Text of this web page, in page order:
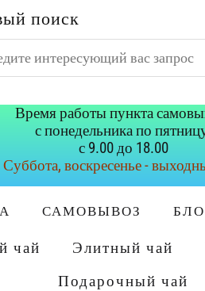
поиск
Время работы пункта
с понедельника по
с 9.00 до 18.00
Суббота, воскресенье -
САМОВЫВОЗ
чай Элитный чай
Подарочный чай